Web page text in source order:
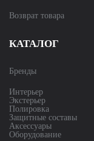
Возврат товара
КАТАЛОГ
Бренды
Интерьер
Экстерьер
Полировка
Защитные составы
Аксессуары
Оборудование